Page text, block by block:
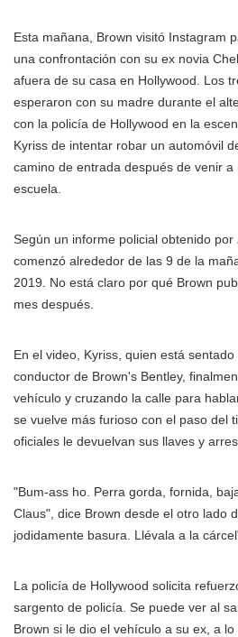
Esta mañana, Brown visitó Instagram
una confrontación con su ex novia
afuera de su casa en Hollywood. Los
esperaron con su madre durante el
con la policía de Hollywood en la
Kyriss de intentar robar un automóvil
camino de entrada después de venir
escuela.
Según un informe policial obtenido por
comenzó alrededor de las 9 de la
2019. No está claro por qué Brown
mes después.
En el video, Kyriss, quien está
conductor de Brown's Bentley,
vehículo y cruzando la calle para
se vuelve más furioso con el paso del
oficiales le devuelvan sus llaves y
"Bum-ass ho. Perra gorda, fornida,
Claus", dice Brown desde el otro lado
jodidamente basura. Llévala a la
La policía de Hollywood solicita
sargento de policía. Se puede ver al
Brown si le dio el vehículo a su ex, a lo